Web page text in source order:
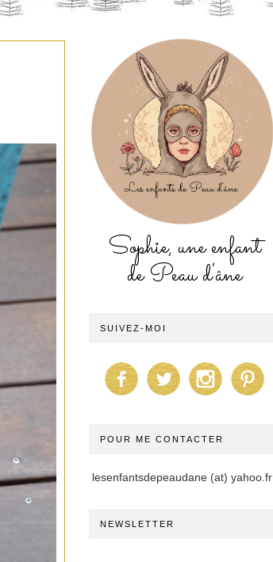
Sophie, une enfant
de Peau d'âne
SUIVEZ-MOI
POUR ME CONTACTER
lesenfantsdepeaudane (at) yahoo.fr
NEWSLETTER